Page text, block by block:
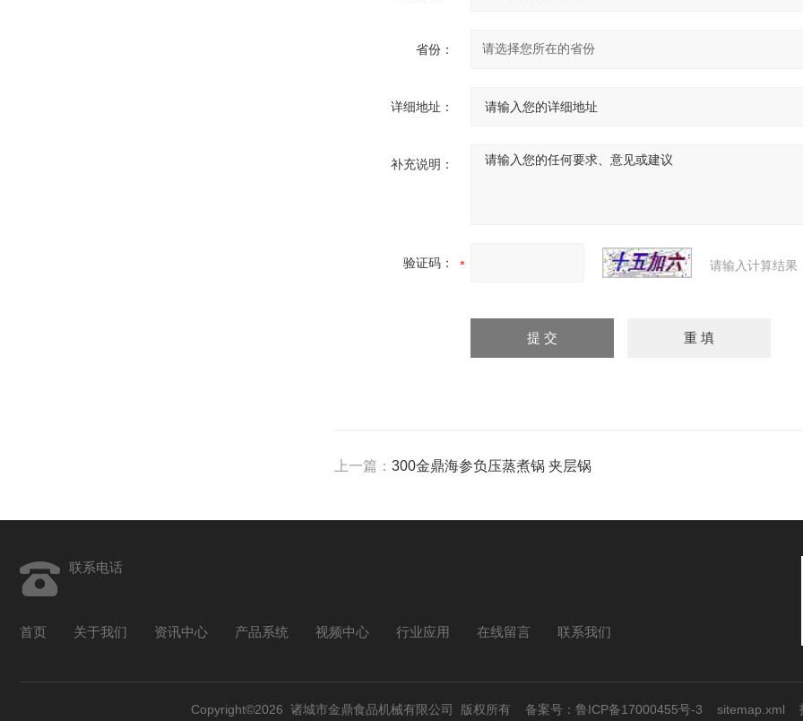
省份：
详细地址：
补充说明：
验证码： 请输入计算结果
上一篇： 300金鼎海参负压蒸煮锅 夹层锅
联系电话
首页 关于我们 资讯中心 产品系统 视频中心 行业应用 在线留言 联系我们
Copyright©2026 诸城市金鼎食品机械有限公司 版权所有 备案号：鲁ICP备17000455号-3 sitemap.xml